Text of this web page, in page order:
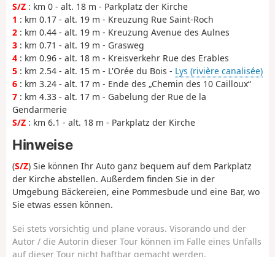
S/Z : km 0 - alt. 18 m - Parkplatz der Kirche
1 : km 0.17 - alt. 19 m - Kreuzung Rue Saint-Roch
2 : km 0.44 - alt. 19 m - Kreuzung Avenue des Aulnes
3 : km 0.71 - alt. 19 m - Grasweg
4 : km 0.96 - alt. 18 m - Kreisverkehr Rue des Erables
5 : km 2.54 - alt. 15 m - L'Orée du Bois - Lys (rivière canalisée)
6 : km 3.24 - alt. 17 m - Ende des „Chemin des 10 Cailloux“
7 : km 4.33 - alt. 17 m - Gabelung der Rue de la
Gendarmerie
S/Z : km 6.1 - alt. 18 m - Parkplatz der Kirche
Hinweise
(S/Z) Sie können Ihr Auto ganz bequem auf dem Parkplatz
der Kirche abstellen. Außerdem finden Sie in der
Umgebung Bäckereien, eine Pommesbude und eine Bar, wo
Sie etwas essen können.
Sei stets vorsichtig und plane voraus. Visorando und der
Autor / die Autorin dieser Tour können im Falle eines Unfalls
auf dieser Tour nicht haftbar gemacht werden.